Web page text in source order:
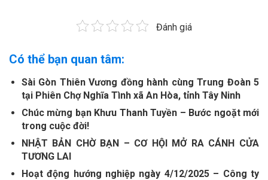
Đánh giá
Có thể bạn quan tâm:
Sài Gòn Thiên Vương đồng hành cùng Trung Đoàn 5
tại Phiên Chợ Nghĩa Tình xã An Hòa, tỉnh Tây Ninh
Chúc mừng bạn Khưu Thanh Tuyền – Bước ngoặt mới
trong cuộc đời!
NHẬT BẢN CHỜ BẠN – CƠ HỘI MỞ RA CÁNH CỬA
TƯƠNG LAI
Hoạt động hướng nghiệp ngày 4/12/2025 – Công ty